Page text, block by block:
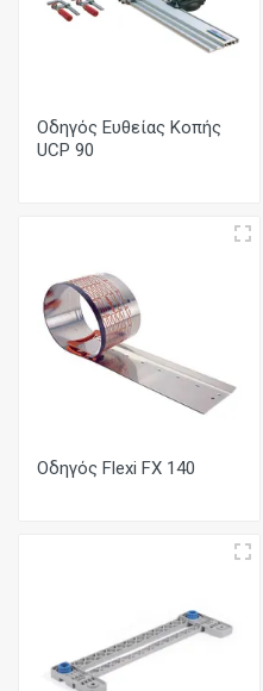
Οδηγός Ευθείας Κοπής
UCP 90
Οδηγός Flexi FX 140